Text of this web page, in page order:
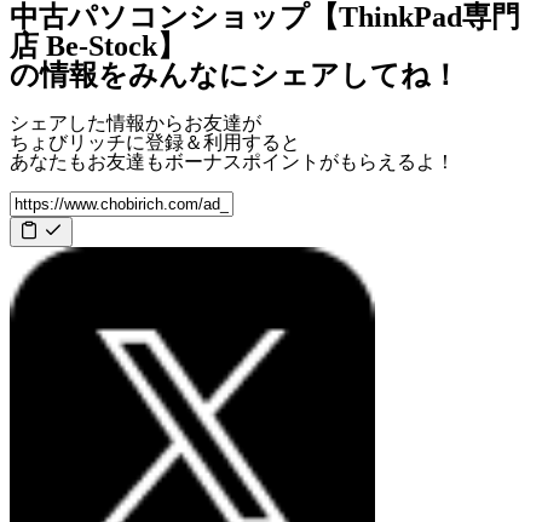
中古パソコンショップ【ThinkPad専門
店 Be-Stock】
の情報をみんなにシェアしてね！
シェアした情報からお友達が
ちょびリッチに登録＆利用すると
あなたもお友達もボーナスポイント がもらえるよ！